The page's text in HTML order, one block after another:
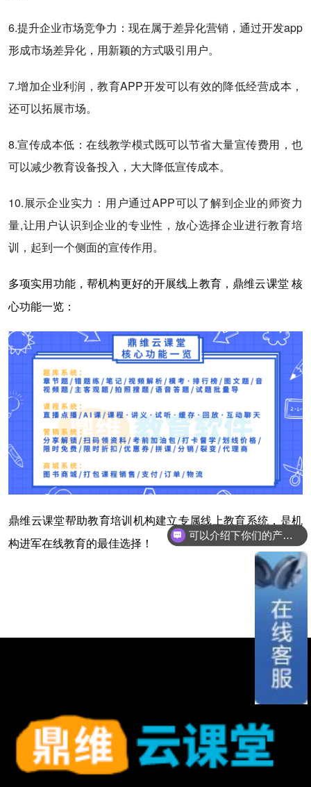
6.提升企业市场竞争力：现在属于差异化营销，通过开发app
形成市场差异化，用新颖的方式吸引用户。
7.增加企业利润，教育APP开发可以有效的降低经营成本，
还可以拓展市场。
8.宣传成本低：在线教学模式既可以节省大量宣传费用，也
可以减少教育设备投入，大大降低宣传成本。
10.展示企业实力：用户通过APP可以了解到企业的师资力
量,让用户认识到企业的专业性，放心选择企业进行教育培
训，起到一个侧面的宣传作用。
多项实用功能，帮机构更好的开展线上教育，鼎维云课堂 核
心功能一览：
鼎维云课堂帮助教育培训机构建立专属线上教育系统，是机
构进军在线教育的最佳选择！
可以介绍下你们的产品么？